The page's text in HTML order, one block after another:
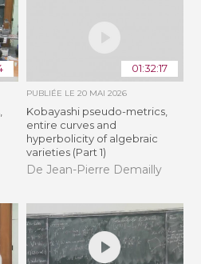
01:32:17
PUBLIÉE LE 20 MAI 2026
Kobayashi pseudo-metrics,
entire curves and
hyperbolicity of algebraic
varieties (Part 1)
De Jean-Pierre Demailly